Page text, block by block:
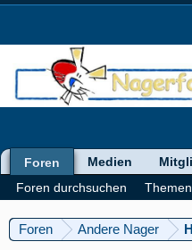
Foren Andere Nager
Foren
Foren durchsuchen
Medien